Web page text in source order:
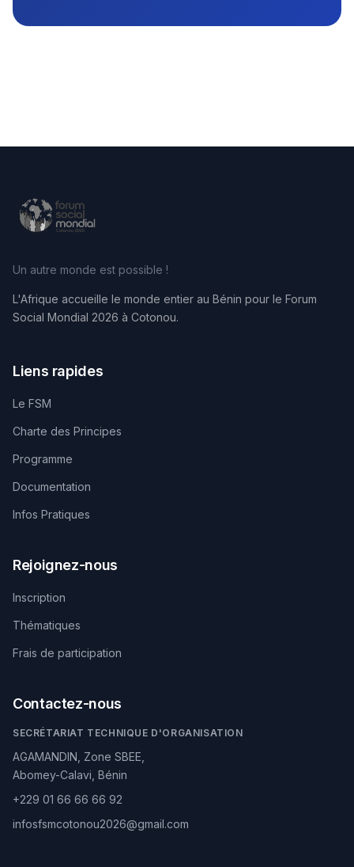
Un autre monde est possible !
L'Afrique accueille le monde entier au Bénin pour le Forum
Social Mondial 2026 à Cotonou.
Liens rapides
Le FSM
Charte des Principes
Programme
Documentation
Infos Pratiques
Rejoignez-nous
Inscription
Thématiques
Frais de participation
Contactez-nous
SECRÉTARIAT TECHNIQUE D'ORGANISATION
AGAMANDIN, Zone SBEE,
Abomey-Calavi, Bénin
+229 01 66 66 66 92
infosfsmcotonou2026@gmail.com